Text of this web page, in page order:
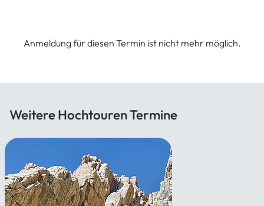
Anmeldung für diesen Termin ist nicht mehr möglich.
Weitere Hochtouren Termine